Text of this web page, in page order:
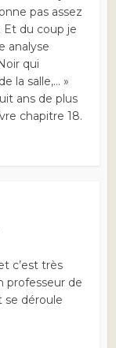
pas assez
Et du coup je
analyse
qui
la salle,… »
ans de plus
chapitre 18.
c’est très
professeur de
se déroule